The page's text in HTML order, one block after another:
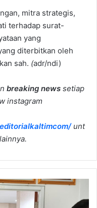
mitra strategis,
terhadap surat-
yang
diterbitkan oleh
sah. (adr/ndi)
breaking news setiap
instagram
unt